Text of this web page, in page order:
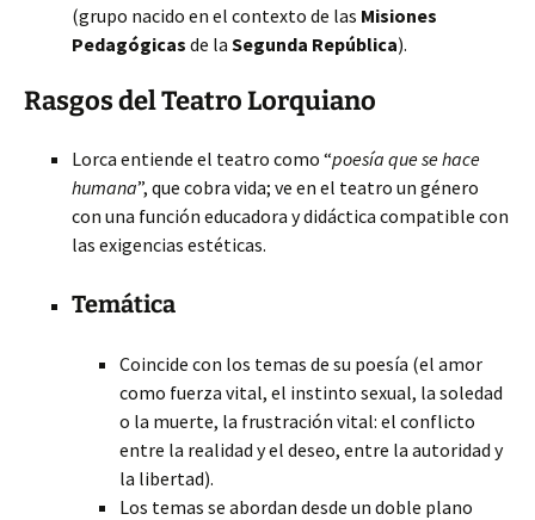
(grupo nacido en el contexto de las Misiones
Pedagógicas de la Segunda República).
Rasgos del Teatro Lorquiano
Lorca entiende el teatro como “poesía que se hace
humana”, que cobra vida; ve en el teatro un género
con una función educadora y didáctica compatible con
las exigencias estéticas.
Temática
Coincide con los temas de su poesía (el amor
como fuerza vital, el instinto sexual, la soledad
o la muerte, la frustración vital: el conflicto
entre la realidad y el deseo, entre la autoridad y
la libertad).
Los temas se abordan desde un doble plano